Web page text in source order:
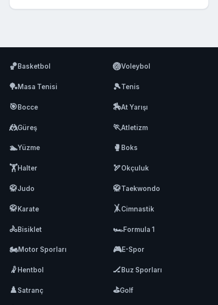
🏀Basketbol 🏐Voleybol
🏓Masa Tenisi 🎾Tenis
🎯Bocce 🏇At Yarışı
🤼Güreş 🏃Atletizm
🏊Yüzme 🥊 Boks
🏋️Halter 🏹Okçuluk
🥋Judo 🥋Taekwondo
🥋Karate 🤸Cimnastik
🚴Bisiklet 🏎️Formula 1
🏍️Motor Sporları 🎮E-Spor
🤾 Hentbol 🏒Buz Sporları
♟️Satranç ⛳Golf